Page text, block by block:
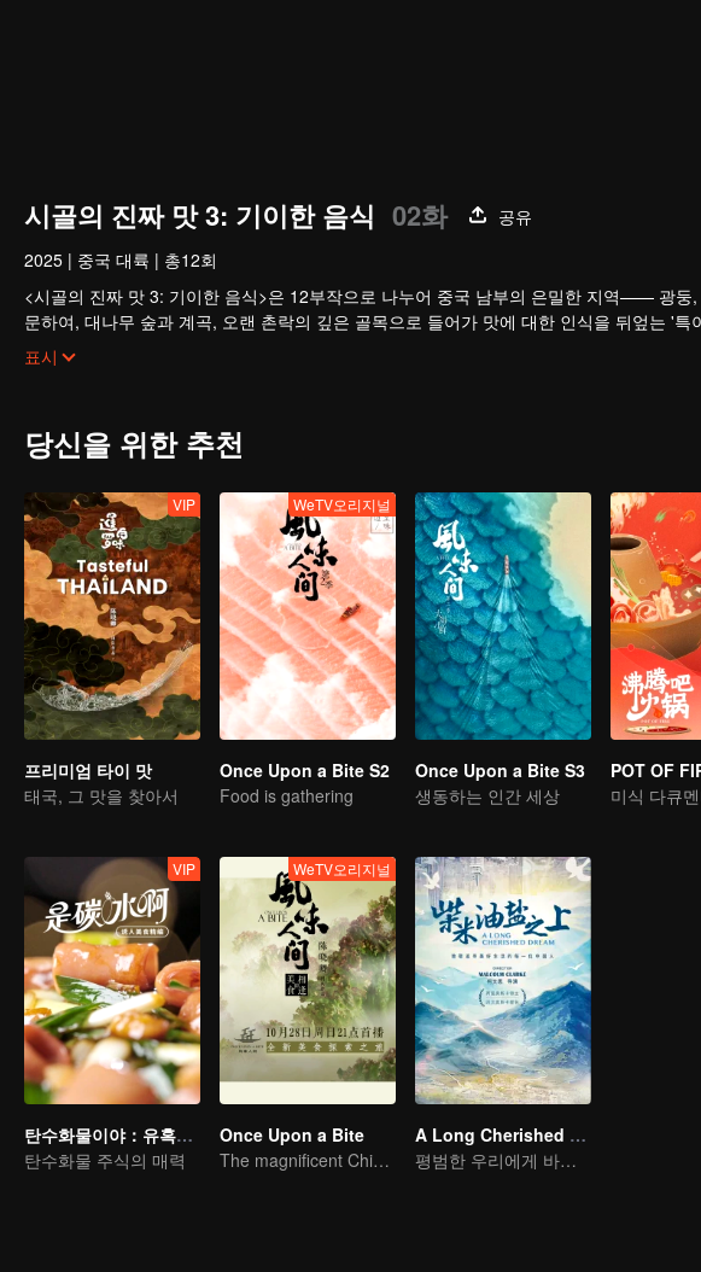
시골의 진짜 맛 3: 기이한 음식 02화
공유
2025 | 중국 대륙 | 총12회
<시골의 진짜 맛 3: 기이한 음식>은 12부작으로 나누어 중국 남부의 은밀한 지역—— 광
문하여, 대나무 숲과 계곡, 오랜 촌락의 깊은 골목으로 들어가 맛에 대한 인식을 뒤엎는 '
화가 얽힌 미각의 비밀을 밝혀냅니다.
표시
당신을 위한 추천
VIP
프리미엄 타이 맛
태국, 그 맛을 찾아서
WeTV오리지널
Once Upon a Bite S2
Food is gathering
Once Upon a Bite S3
생동하는 인간 세상
POT OF
미식 다큐
VIP
탄수화물이야：유혹적인 미식 컬렉션
탄수화물 주식의 매력
WeTV오리지널
Once Upon a Bite
The magnificent Chinese food culture in a global view
A Long Cherished Dream
평범한 우리에게 바치는 찬사